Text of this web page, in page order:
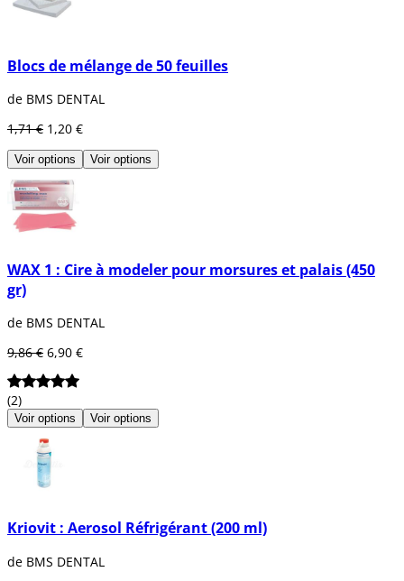
Blocs de mélange de 50 feuilles
de BMS DENTAL
1,71 € 1,20 €
Voir options Voir options
WAX 1 : Cire à modeler pour morsures et palais (450
gr)
de BMS DENTAL
9,86 € 6,90 €
(2)
Voir options Voir options
Kriovit : Aerosol Réfrigérant (200 ml)
de BMS DENTAL